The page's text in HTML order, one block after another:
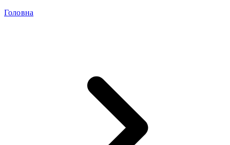
Головна